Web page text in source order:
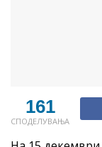
161
СПОДЕЛУВАЊА